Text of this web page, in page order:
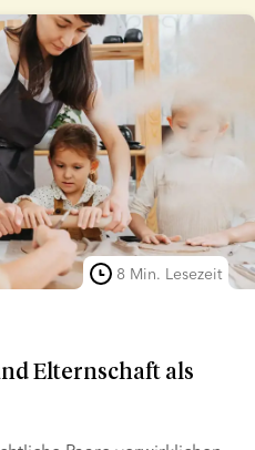
funktioniert, was
wird.
8 Min. Lesezeit
Elternschaft als